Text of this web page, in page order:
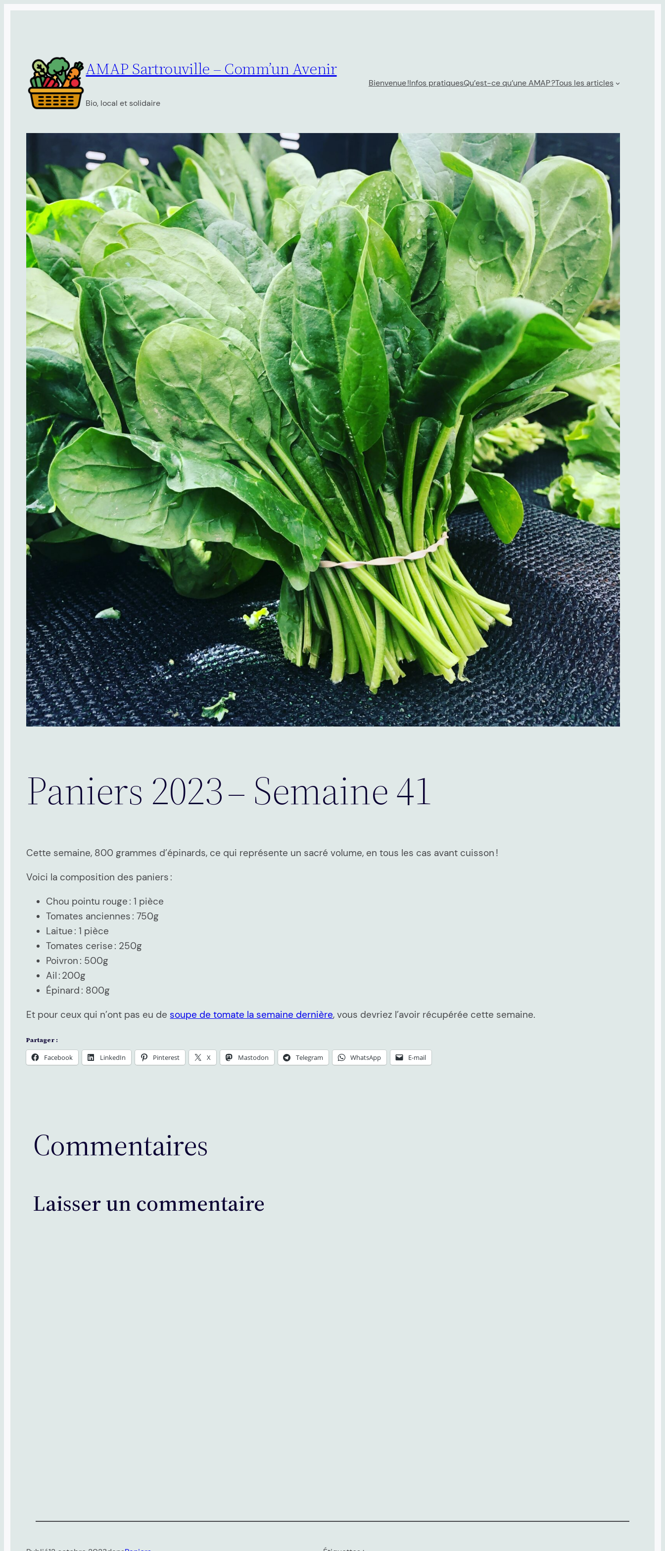
AMAP Sartrouville – Comm’un Avenir
Bio, local et solidaire
Bienvenue !Infos pratiquesQu’est-ce qu’une AMAP ?Tous les articles
Paniers 2023 – Semaine 41
Cette semaine, 800 grammes d’épinards, ce qui représente un sacré volume, en tous les cas avant cuisson !
Voici la composition des paniers :
Chou pointu rouge : 1 pièce
Tomates anciennes : 750g
Laitue : 1 pièce
Tomates cerise : 250g
Poivron : 500g
Ail : 200g
Épinard : 800g
Et pour ceux qui n’ont pas eu de soupe de tomate la semaine dernière, vous devriez l’avoir récupérée cette semaine.
Partager :
Facebook LinkedIn Pinterest X Mastodon Telegram WhatsApp E-mail
Commentaires
Laisser un commentaire